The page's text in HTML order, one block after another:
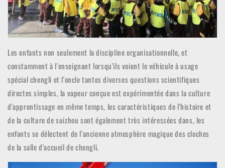
Les enfants non seulement la discipline organisationnelle, et
constamment à l'enseignant lorsqu'ils voient le véhicule à usage
spécial chengli et l'oncle tantes diverses questions scientifiques
directes simples, la vapeur conçue est expérimentée dans la culture
d'apprentissage en même temps, les caractéristiques de l'histoire et
de la culture de suizhou sont également très intéressées dans, les
enfants se délectent de l'ancienne atmosphère magique des cloches
de la salle d'accueil de chengli.